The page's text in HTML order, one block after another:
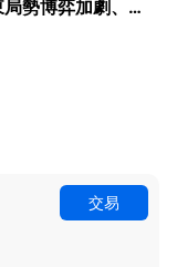
勢博弈加劇、
期美債殖利率、
連漲！
交易